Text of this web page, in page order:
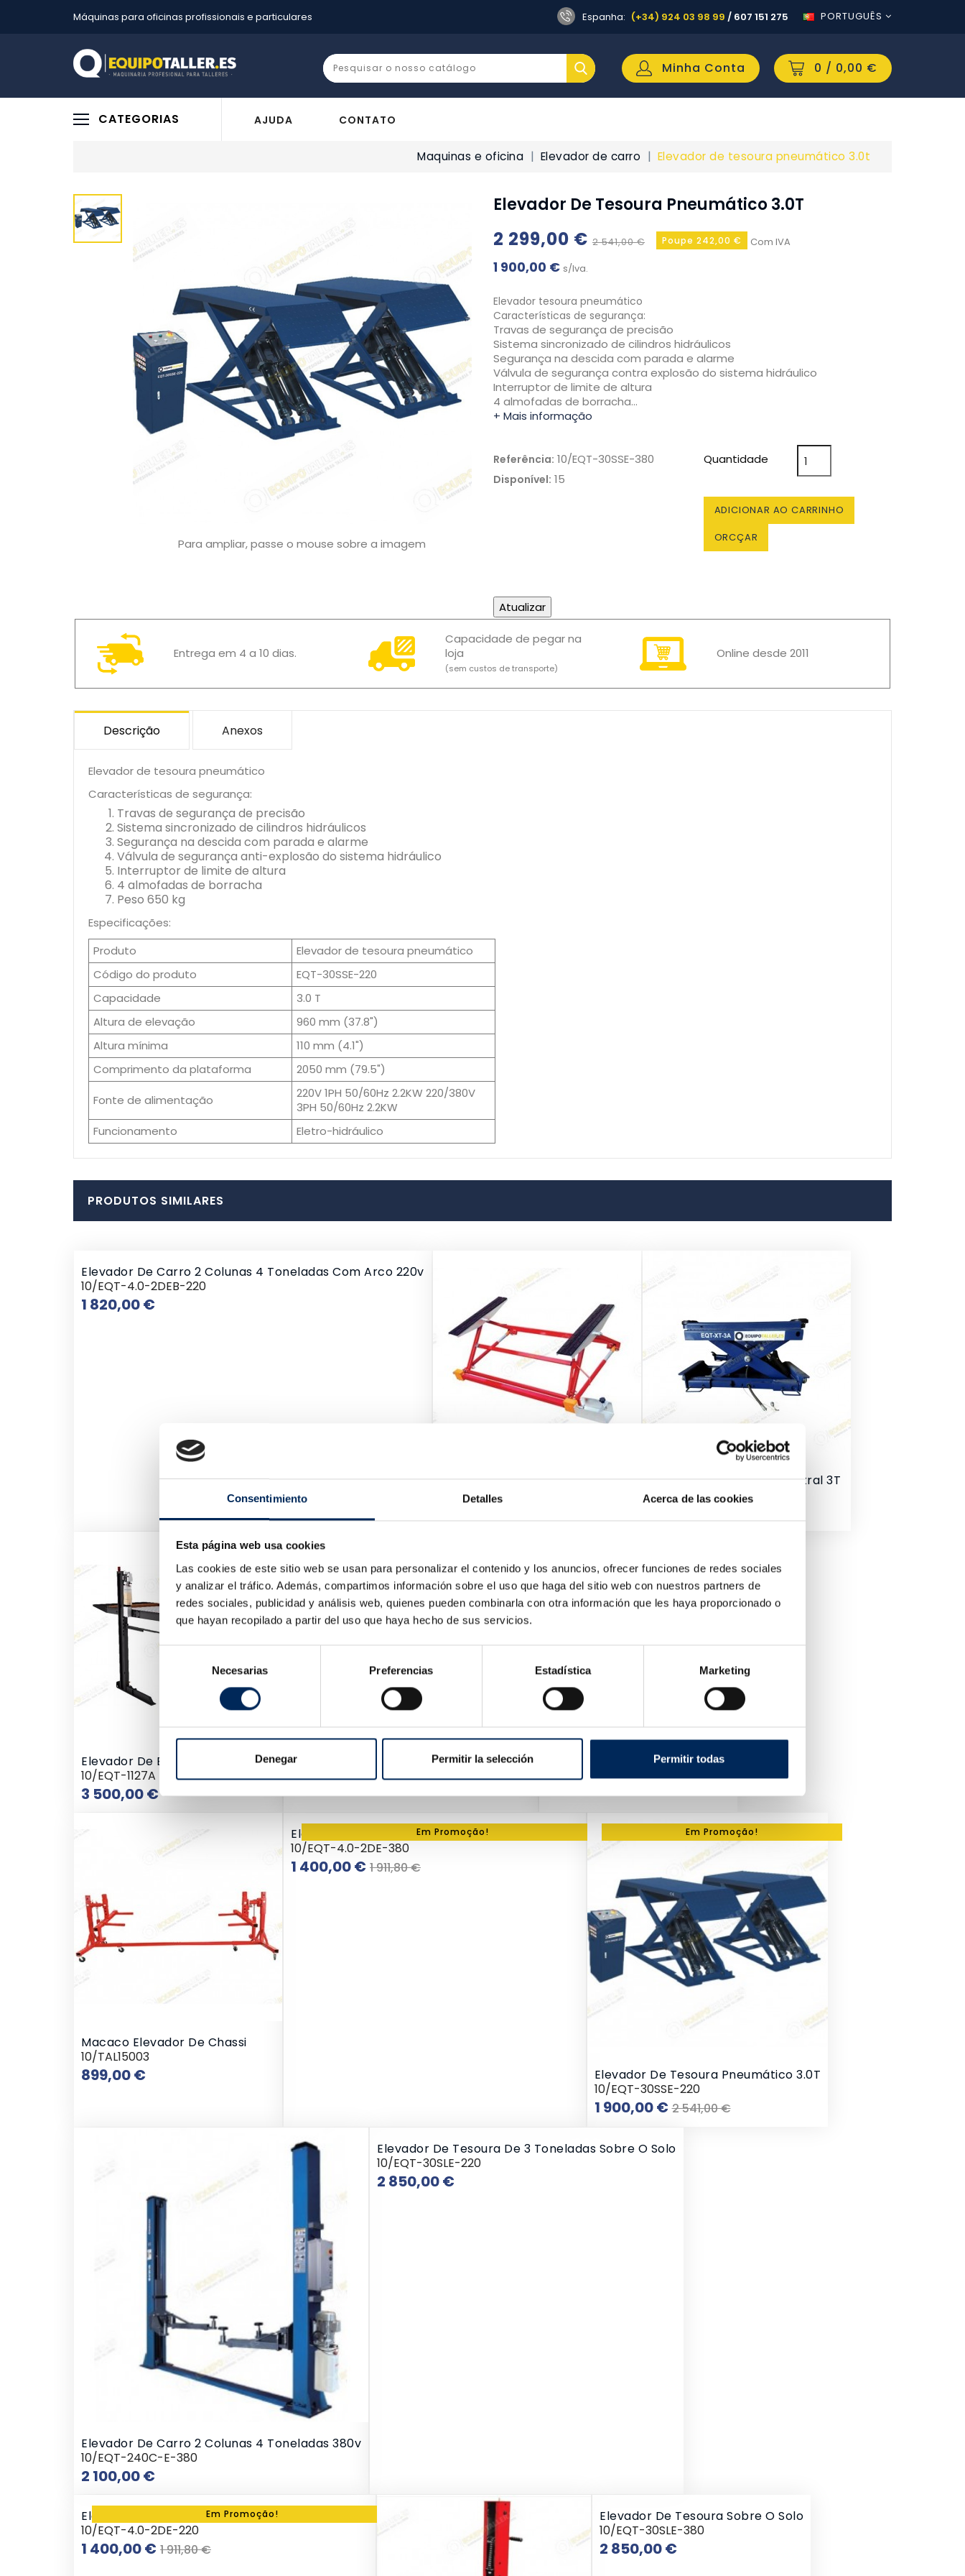
Consentimiento Detalles Acerca de las cookies
Esta página web usa cookies
Las cookies de este sitio web se usan para personalizar el contenido y los anuncios, ofrecer funciones de redes sociales
y analizar el tráfico. Además, compartimos información sobre el uso que haga del sitio web con nuestros partners de
redes sociales, publicidad y análisis web, quienes pueden combinarla con otra información que les haya proporcionado o
que hayan recopilado a partir del uso que haya hecho de sus servicios.
consentimiento
Necesarias Preferencias Estadística Marketing
Denegar Permitir la selección Permitir todas
Máquinas para oficinas profissionais e particulares Espanha: (+34) 924 03 98 99 / 607 151 275 PORTUGUÊS
0 / 0,00 €
Minha Conta
CATEGORIAS AJUDA CONTATO
Maquinas e oficina Elevador de carro Elevador de tesoura pneumático 3.0t
Para ampliar, passe o mouse sobre a imagem
Elevador De Tesoura Pneumático 3.0T
2 299,00 € 2 541,00 € Poupe 242,00 € Com IVA
1 900,00 € s/Iva.
Elevador tesoura pneumático
Características de segurança:
Travas de segurança de precisão
Sistema sincronizado de cilindros hidráulicos
Segurança na descida com parada e alarme
Válvula de segurança contra explosão do sistema hidráulico
Interruptor de limite de altura
4 almofadas de borracha...
+ Mais informação
Referência: 10/EQT-30SSE-380
Disponível: 15
Quantidade
ADICIONAR AO CARRINHO
ORCÇAR
Entrega em 4 a 10 dias.
Capacidade de pegar na
loja
(sem custos de transporte)
Online desde 2011
Descrição Anexos
Elevador de tesoura pneumático
Características de segurança:
Travas de segurança de precisão
Sistema sincronizado de cilindros hidráulicos
Segurança na descida com parada e alarme
Válvula de segurança anti-explosão do sistema hidráulico
Interruptor de limite de altura
4 almofadas de borracha
Peso 650 kg
Especificações:
Produto
Elevador de tesoura pneumático
Código do produto
EQT-30SSE-220
Capacidade
3.0 T
Altura de elevação
960 mm (37.8")
Altura mínima
110 mm (4.1")
Comprimento da plataforma
2050 mm (79.5")
Fonte de alimentação
220V 1PH 50/60Hz 2.2KW 220/380V
3PH 50/60Hz 2.2KW
Funcionamento
Eletro-hidráulico
PRODUTOS SIMILARES
Elevador De Carro 2 Colunas 4 Toneladas Com Arco 220v
10/EQT-4.0-2DEB-220
1 820,00 €
Elevador Rápido De Chapeador
10/TAL15001
Macaco De Elevação Central 3T
10/EQT-XT-3A
Elevador De Estacionamento
10/EQT-1127A
3 500,00 €Preço
Elevador Eletro-Hidráulico De 4 Colunas
10/EQT-45F4-380
3 850,00 €Preço
10/EQT-30SB-220
2 455,00 €Preço
Macaco Elevador De Chassi
10/TAL15003
899,00 €
Em Promoção!
Elevador De Carros 2 Colunas 4 Toneladas 380V
10/EQT-4.0-2DE-380
1 400,00 € Preço
normal
1 911,80 €Preço
Em Promoção!
Elevador De Tesoura Pneumático 3.0T
10/EQT-30SSE-220
1 900,00 €Preço
2 541,00 €Preço
Elevador De Carro 2 Colunas 4 Toneladas 380v
10/EQT-240C-E-380
2 100,00 €
Elevador De Tesoura De 3 Toneladas Sobre O Solo
10/EQT-30SLE-220
2 850,00 €
Em Promoção!
Elevador De Carros 2 Colunas 4 Toneladas 220V
10/EQT-4.0-2DE-220
1 400,00 € Preço
1 911,80 €Preço
Elevador De Tesoura Sobre O Solo
10/EQT-30SLE-380
2 850,00 €